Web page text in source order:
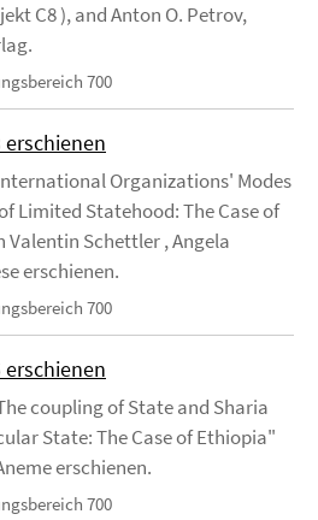
C8 ), and Anton O. Petrov,
700
erschienen
Organizations' Modes
Limited Statehood: The Case of
Valentin Schettler , Angela
erschienen.
700
erschienen
coupling of State and Sharia
State: The Case of Ethiopia"
erschienen.
700